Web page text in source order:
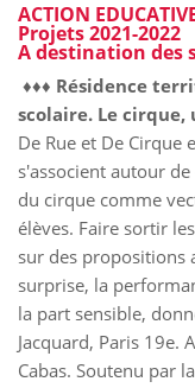
ACTION
Projets 2021-2022
A destination des
♦♦♦ Résidence
scolaire. Le cirque,
De Rue et De Cirque
s'associent autour
du cirque comme
élèves. Faire sortir
sur des propositions
surprise, la
la part sensible,
Jacquard, Paris 19e.
Cabas. Soutenu par